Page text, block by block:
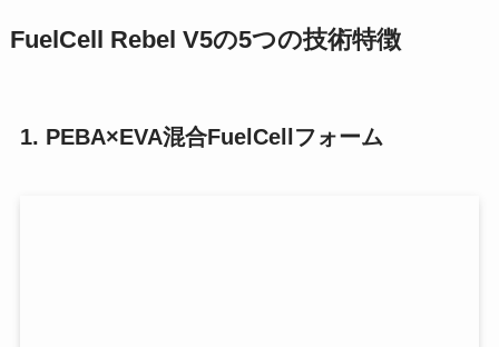
FuelCell Rebel V5の5つの技術特徴
1. PEBA×EVA混合FuelCellフォーム